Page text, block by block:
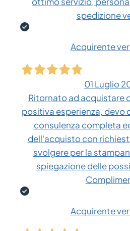
spedizione
Acquirente
01 Luglio
Ritornato ad acquistare
positiva esperienza, devo
consulenza completa
dell'acquisto con
svolgere per la
spiegazione delle
Acquirente